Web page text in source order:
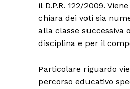
il D.P.R. 122/2009.
chiara dei voti sia
alla classe successiva
disciplina e per il
Particolare riguardo
percorso educativo